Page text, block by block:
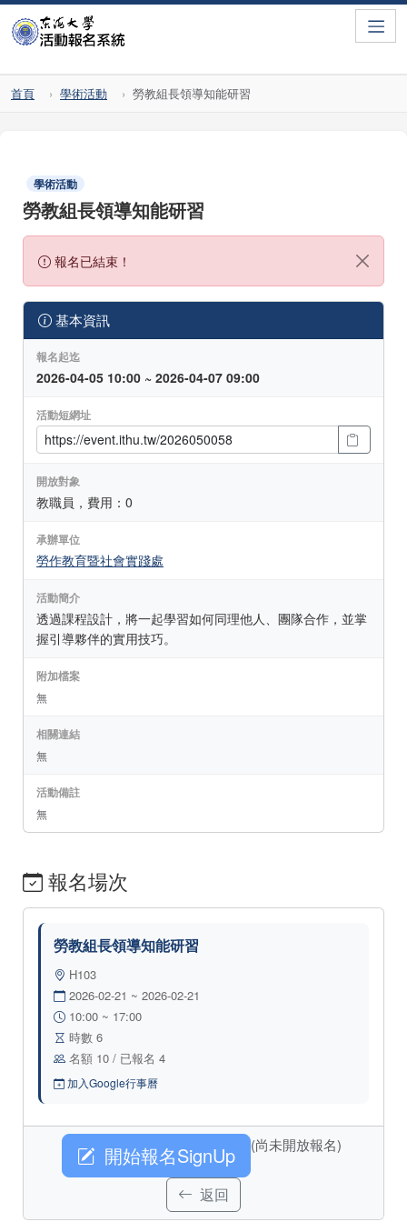
首頁 學術活動 勞教組長領導知能研習
學術活動
勞教組長領導知能研習
報名已結束！
基本資訊
報名起迄
2026-04-05 10:00 ~ 2026-04-07 09:00
活動短網址
開放對象
教職員，費用：0
承辦單位
勞作教育暨社會實踐處
活動簡介
透過課程設計，將一起學習如何同理他人、團隊合作，並掌
握引導夥伴的實用技巧。
附加檔案
無
相關連結
無
活動備註
無
報名場次
勞教組長領導知能研習
H103
2026-02-21 ~ 2026-02-21
10:00 ~ 17:00
時數 6
名額 10 / 已報名 4
加入Google行事曆
開始報名SignUp (尚未開放報名)
返回